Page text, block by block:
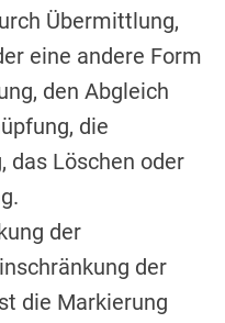
Übermittlung,
eine andere Form
den Abgleich
die
das Löschen oder
der
der
die Markierung